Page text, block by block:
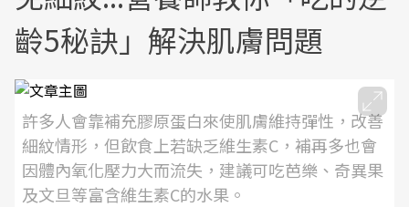
齡5秘訣」解決肌膚問題
許多人會靠補充膠原蛋白來使肌膚維持彈性，改善
細紋情形，但飲食上若缺乏維生素C，補再多也會
因體內氧化壓力大而流失，建議可吃芭樂、奇異果
及文旦等富含維生素C的水果。